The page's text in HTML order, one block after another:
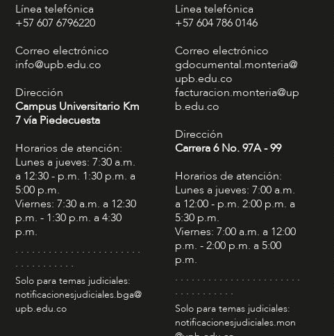
Línea telefónica
+57 607 6796220
Correo electrónico
info@upb.edu.co
Dirección
Campus Universitario Km
7 vía Piedecuesta
Horarios de atención:
Lunes a jueves: 7:30 a.m.
a 12:30 - p.m. 1:30 p.m. a
5:00 p.m.
Viernes: 7:30 a.m. a 12:30
p.m. - 1:30 p.m. a 4:30
p.m.
. . . . . . . . . . . . . . . . . . . . . . .
. . . . . . . . . . .
Solo para temas judiciales:
notificacionesjudiciales.bga@
upb.edu.co
Línea telefónica
+57 604 786 0146
Correo electrónico
gdocumental.monteria@
upb.edu.co
facturacion.monteria@up
b.edu.co
Dirección
Carrera 6 No. 97A - 99​
Horarios de atención:
Lunes a jueves: 7:00 a.m.
a 12:00 - p.m. 2:00 p.m. a
5:30 p.m.
Viernes: 7:00 a.m. a 12:00
p.m. - 2:00 p.m. a 5:00
p.m.
. . . . . . . . . . . . . . . . . . . . . . .
. . . . . . . . . . .
Solo para temas judiciales:
notificacionesjudiciales.mon